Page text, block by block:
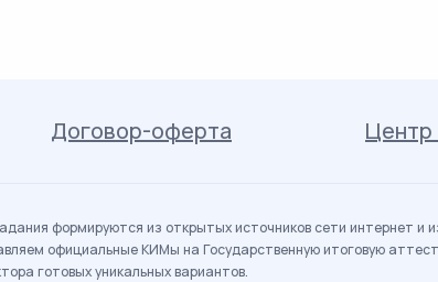
Договор-оферта
формируются из открытых источников сети интернет и
официальные КИМы на Государственную итоговую
готовых уникальных вариантов.